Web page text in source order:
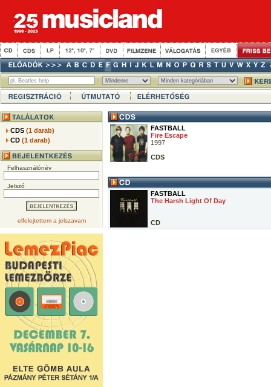
CDS(1 darab)
CD(1 darab)
Felhasználónév
Jelszó
elfelejtettem a jelszavam
FASTBALL
Fire Escape
1997
CDS
FASTBALL
The Harsh Light Of Day
CD